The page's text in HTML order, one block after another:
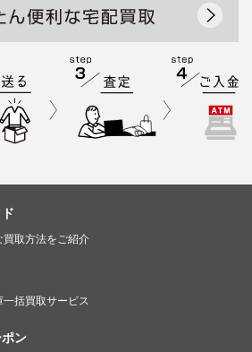
買取方法をご紹介
括買取サービス
ン